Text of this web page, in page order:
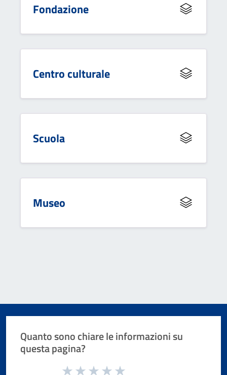
Fondazione
Centro culturale
Scuola
Museo
Quanto sono chiare le informazioni su
questa pagina?
Valuta da 1 a 5 stelle la pagina